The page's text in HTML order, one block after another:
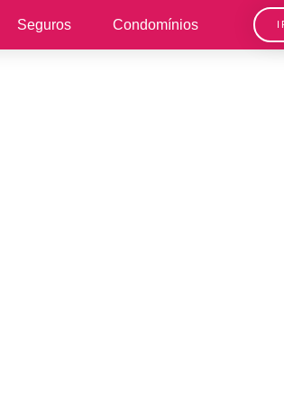
Seguros Condomínios